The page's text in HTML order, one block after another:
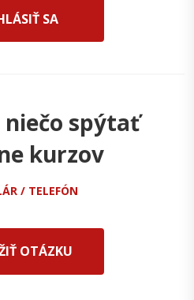
SA
niečo spýtať
kurzov
/ TELEFÓN
OTÁZKU